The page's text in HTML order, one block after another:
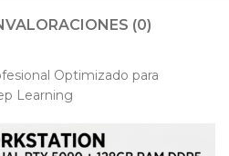
VALORACIONES (0)
Optimizado para
Learning